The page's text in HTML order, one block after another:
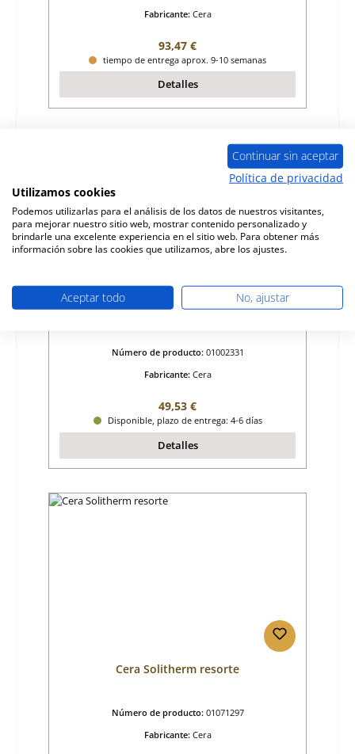
Fabricante: Cera
Precio normal:
93,47 €
tiempo de entrega aprox. 9-10 semanas
Detalles
Cera Solitherm ladrillo de suelo detrtás
Número de producto: 01002331
Fabricante: Cera
Precio normal:
49,53 €
Disponible, plazo de entrega: 4-6 días
Detalles
Cera Solitherm resorte
Número de producto: 01071297
Fabricante: Cera
Continuar sin aceptar
Política de privacidad
Utilizamos cookies
Podemos utilizarlas para el análisis de los datos de nuestros visitantes,
para mejorar nuestro sitio web, mostrar contenido personalizado y
brindarle una excelente experiencia en el sitio web. Para obtener más
información sobre las cookies que utilizamos, abre los ajustes.
Aceptar todo No, ajustar